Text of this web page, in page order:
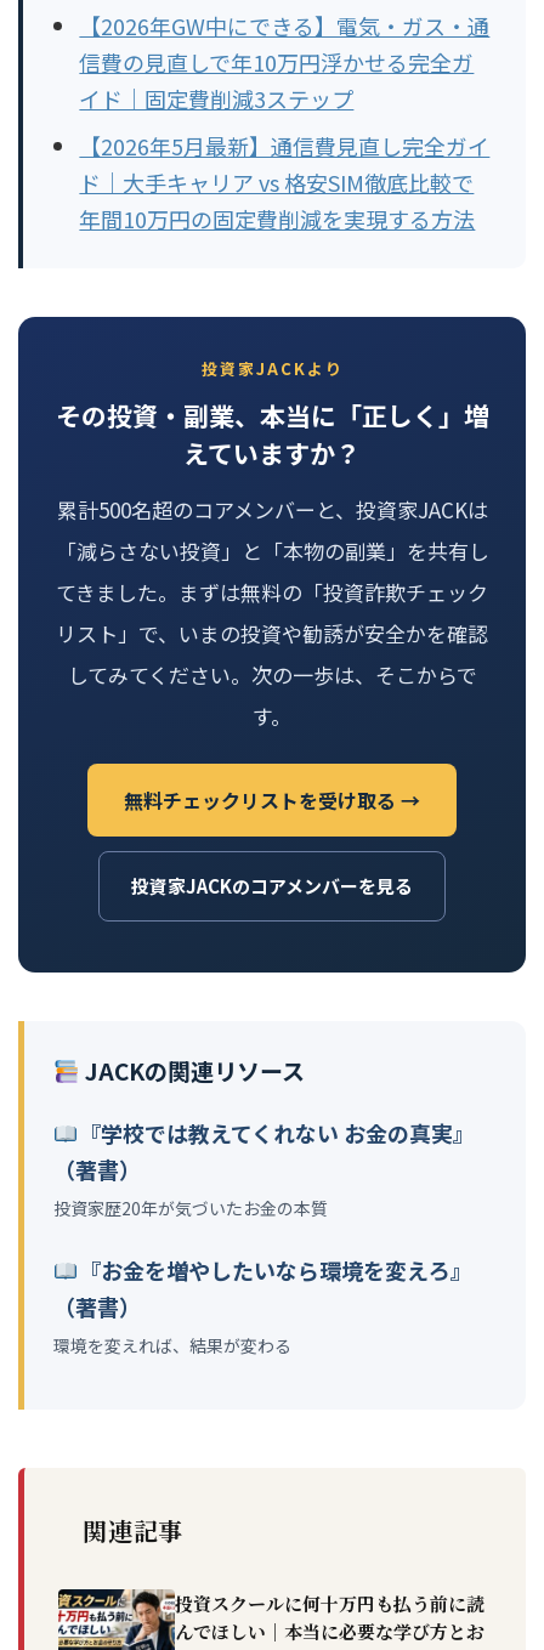
【2026年GW中にできる】電気・ガス・通
信費の見直しで年10万円浮かせる完全ガ
イド｜固定費削減3ステップ
【2026年5月最新】通信費見直し完全ガイ
ド｜大手キャリア vs 格安SIM徹底比較で
年間10万円の固定費削減を実現する方法
投資家JACKより
その投資・副業、本当に「正しく」増
えていますか？
累計500名超のコアメンバーと、投資家JACKは
「減らさない投資」と「本物の副業」を共有し
てきました。まずは無料の「投資詐欺チェック
リスト」で、いまの投資や勧誘が安全かを確認
してみてください。次の一歩は、そこからで
す。
無料チェックリストを受け取る →
投資家JACKのコアメンバーを見る
JACKの関連リソース
『学校では教えてくれない お金の真実』
（著書）
投資家歴20年が気づいたお金の本質
『お金を増やしたいなら環境を変えろ』
（著書）
環境を変えれば、結果が変わる
関連記事
投資スクールに何十万円も払う前に読
んでほしい｜本当に必要な学び方とお